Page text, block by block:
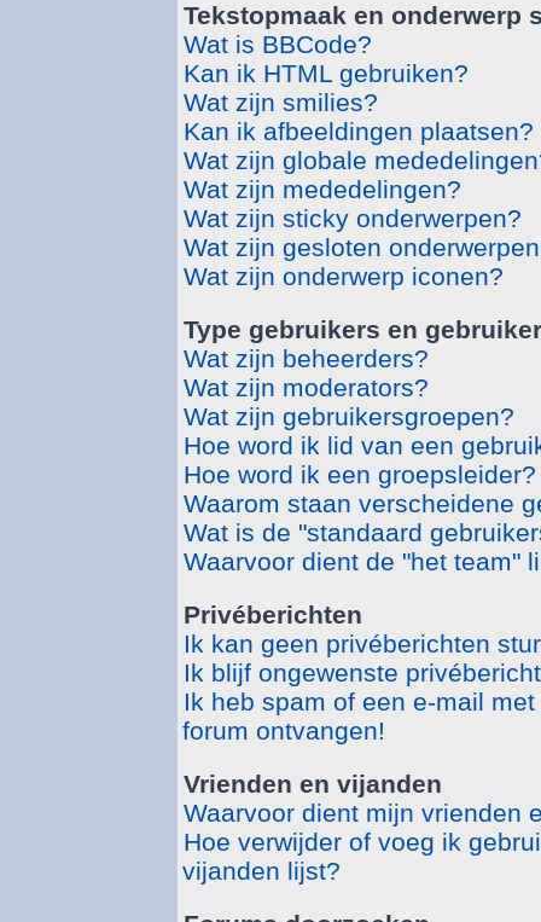
Tekstopmaak en onderwerp
Wat is BBCode?
Kan ik HTML gebruiken?
Wat zijn smilies?
Kan ik afbeeldingen plaatsen?
Wat zijn globale
Wat zijn mededelingen?
Wat zijn sticky onderwerpen?
Wat zijn gesloten
Wat zijn onderwerp iconen?
Type gebruikers en
Wat zijn beheerders?
Wat zijn moderators?
Wat zijn gebruikersgroepen?
Hoe word ik lid van een
Hoe word ik een groepsleider?
Waarom staan verscheidene
Wat is de "standaard
Waarvoor dient de "het team"
Privéberichten
Ik kan geen privéberichten
Ik blijf ongewenste
Ik heb spam of een e-mail
forum ontvangen!
Vrienden en vijanden
Waarvoor dient mijn vrienden
Hoe verwijder of voeg ik
vijanden lijst?